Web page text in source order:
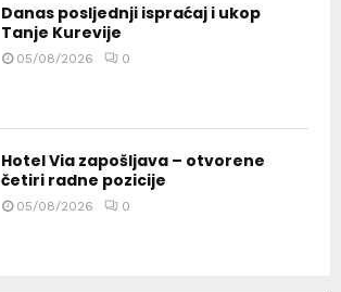
Danas posljednji ispraćaj i ukop
Tanje Kurevije
05/08/2026 0
Hotel Via zapošljava – otvorene
četiri radne pozicije
05/08/2026 0